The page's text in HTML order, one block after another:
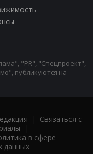
"PR", "Спецпроект",
публикуются на
| Связаться с
|
в сфере
данных